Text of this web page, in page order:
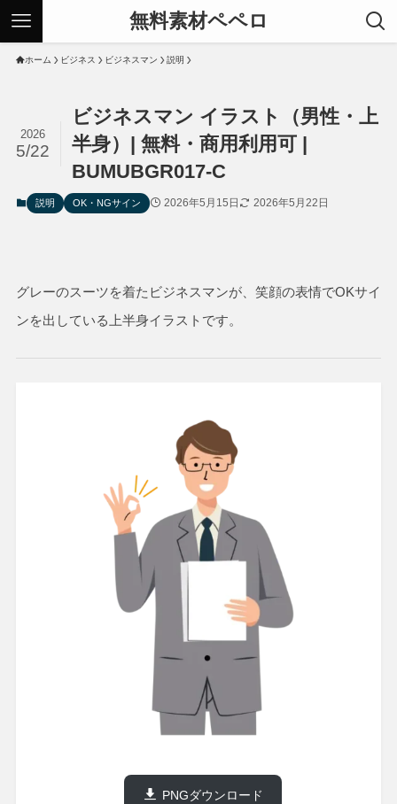
無料素材ペペロ
ホーム ビジネス ビジネスマン 説明
ビジネスマン イラスト（男性・上
半身）| 無料・商用利用可 |
BUMUBGR017-C
2026
5/22
説明 OK・NGサイン 2026年5月15日 2026年5月22日
グレーのスーツを着たビジネスマンが、笑顔の表情でOKサイ
ンを出している上半身イラストです。
PNGダウンロード